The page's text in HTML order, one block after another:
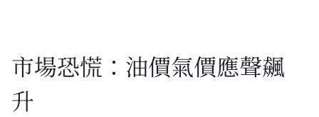
市場恐慌：油價氣價應聲飆
升